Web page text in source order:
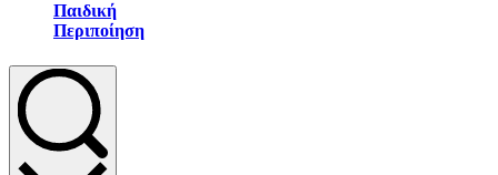
Παιδική
Περιποίηση